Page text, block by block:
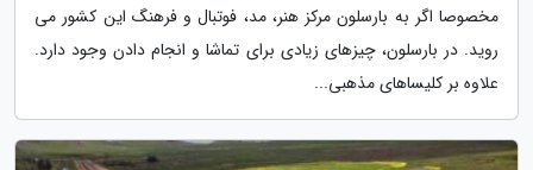
مخصوصا اگر به بارسلون مرکز هنر، مد، فوتبال و فرهنگ این کشور می
روید. در بارسلون، چیزهای زیادی برای تماشا و انجام دادن وجود دارد.
علاوه بر کلیساهای مذهبی...